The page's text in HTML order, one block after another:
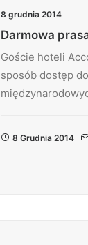
8 grudnia 2014
Darmowa
Goście hoteli
sposób dostęp
8 Grudnia 2014